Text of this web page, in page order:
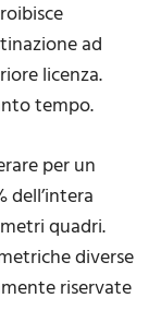
ad
licenza.
tempo.
per un
dell’intera
quadri.
diverse
riservate